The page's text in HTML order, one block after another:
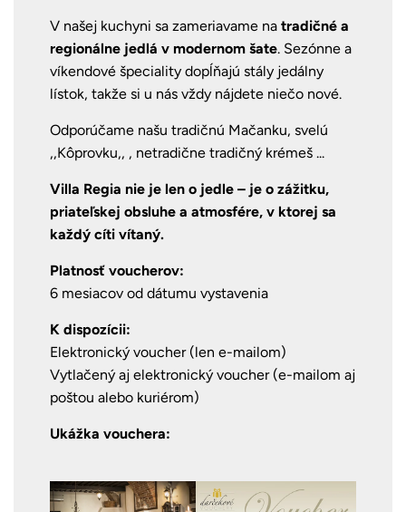
V našej kuchyni sa zameriavame na tradičné a
regionálne jedlá v modernom šate. Sezónne a
víkendové špeciality dopĺňajú stály jedálny
lístok, takže si u nás vždy nájdete niečo nové.
Odporúčame našu tradičnú Mačanku, svelú
,,Kôprovku,, , netradične tradičný krémeš ...
Villa Regia nie je len o jedle – je o zážitku,
priateľskej obsluhe a atmosfére, v ktorej sa
každý cíti vítaný.
Platnosť voucherov:
6 mesiacov od dátumu vystavenia
K dispozícii:
Elektronický voucher (len e-mailom)
Vytlačený aj elektronický voucher (e-mailom aj
poštou alebo kuriérom)
Ukážka vouchera: